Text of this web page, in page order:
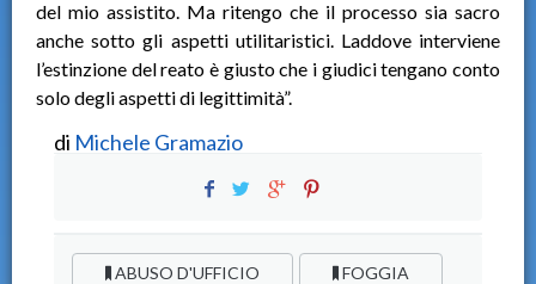
del mio assistito. Ma ritengo che il processo sia sacro
anche sotto gli aspetti utilitaristici. Laddove interviene
l’estinzione del reato è giusto che i giudici tengano conto
solo degli aspetti di legittimità”.
di Michele Gramazio
ABUSO D'UFFICIO FOGGIA